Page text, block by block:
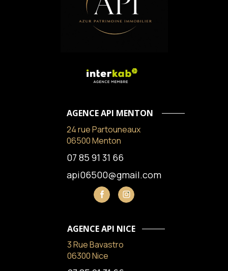
AGENCE API MENTON
24 rue Partouneaux
06500 Menton
07 85 91 31 66
api06500@gmail.com
AGENCE API NICE
3 Rue Bavastro
06300 Nice